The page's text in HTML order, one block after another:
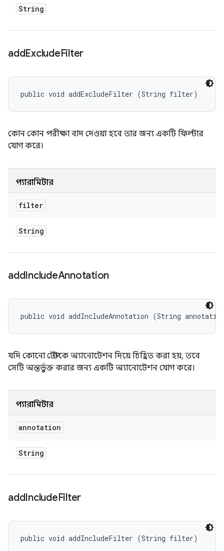
String
addExcludeFilter
public void addExcludeFilter (String filter)
কোন কোন পরীক্ষা বাদ দেওয়া হবে তার জন্য একটি ফিল্টার
যোগ করে।
প্যারামিটার
filter
String
addIncludeAnnotation
public void addIncludeAnnotation (String
যদি কোনো টেস্টকে অ্যানোটেশন দিয়ে চিহ্নিত করা হয়, তবে
সেটি অন্তর্ভুক্ত করার জন্য একটি অ্যানোটেশন যোগ করে।
প্যারামিটার
annotation
String
addIncludeFilter
public void addIncludeFilter (String filter)